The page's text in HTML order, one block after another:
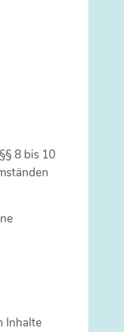
8 bis 10
Inhalte